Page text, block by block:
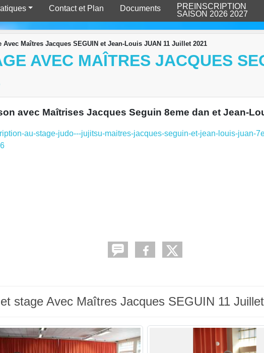
Contact et Plan Documents
PREINSCRIPTION
SAISON 2026 2027
Avec Maîtres Jacques SEGUIN et Jean-Louis JUAN 11 Juillet 2021
AVEC MAÎTRES JACQUES
avec Maîtrises Jacques Seguin 8eme dan et Jean-
au-stage-judo---jujitsu-maitres-jacques-seguin-et-jean-louis-juan-
stage Avec Maîtres Jacques SEGUIN 11